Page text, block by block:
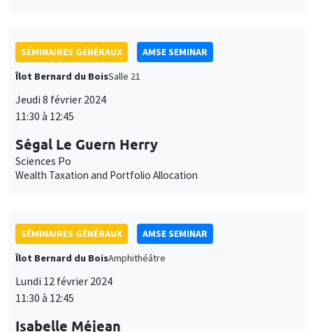
SÉMINAIRES GÉNÉRAUX
AMSE SEMINAR
Îlot Bernard du BoisSalle 21
Jeudi 8 février 2024
11:30 à 12:45
Ségal Le Guern Herry
Sciences Po
Wealth Taxation and Portfolio Allocation
SÉMINAIRES GÉNÉRAUX
AMSE SEMINAR
Îlot Bernard du BoisAmphithéâtre
Lundi 12 février 2024
11:30 à 12:45
Isabelle Méjean